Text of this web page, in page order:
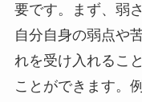
要です。まず、弱
自分自身の弱点や
れを受け入れるこ
ことができます。